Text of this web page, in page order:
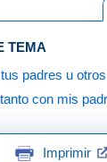
TEMA
padres u
con mis
Imprimir